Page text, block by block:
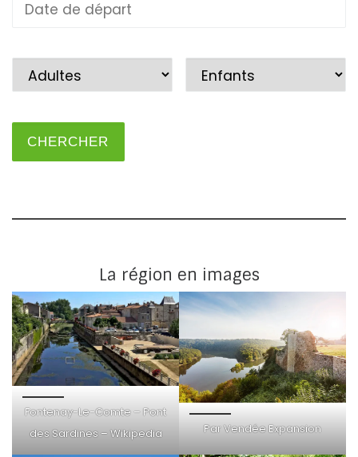
La région en images
Fontenay-Le-Comte – Pont
des Sardines – Wikipedia
Par Vendée Expansion